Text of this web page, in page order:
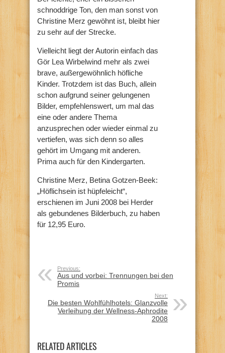
schnoddrige Ton, den man sonst von
Christine Merz gewöhnt ist, bleibt hier
zu sehr auf der Strecke.
Vielleicht liegt der Autorin einfach das
Gör Lea Wirbelwind mehr als zwei
brave, außergewöhnlich höfliche
Kinder. Trotzdem ist das Buch, allein
schon aufgrund seiner gelungenen
Bilder, empfehlenswert, um mal das
eine oder andere Thema
anzusprechen oder wieder einmal zu
vertiefen, was sich denn so alles
gehört im Umgang mit anderen.
Prima auch für den Kindergarten.
Christine Merz, Betina Gotzen-Beek:
„Höflichsein ist hüpfeleicht“,
erschienen im Juni 2008 bei Herder
als gebundenes Bilderbuch, zu haben
für 12,95 Euro.
Previous:
Aus und vorbei: Trennungen bei den
Promis
Next:
Die besten Wohlfühlhotels: Glanzvolle
Verleihung der Wellness-Aphrodite
2008
RELATED ARTICLES